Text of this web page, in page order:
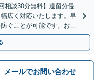
相談30分無料】遺留分侵
広く対応いたします。早
ぐことが可能です。おひ
い。
メールでお問い合わせ